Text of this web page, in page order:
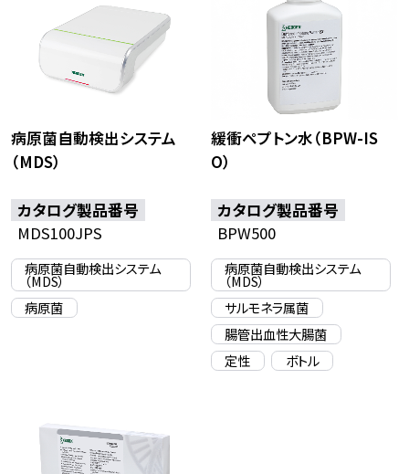
病原菌自動検出システム
（MDS）
カタログ製品番号
MDS100JPS
病原菌自動検出システム
（MDS）
病原菌
緩衝ペプトン水（BPW-IS
O）
カタログ製品番号
BPW500
病原菌自動検出システム
（MDS）
サルモネラ属菌
腸管出血性大腸菌
定性
ボトル